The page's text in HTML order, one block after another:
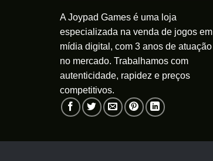
A Joypad Games é uma loja
especializada na venda de jogos em
mídia digital, com 3 anos de atuação
no mercado. Trabalhamos com
autenticidade, rapidez e preços
competitivos.